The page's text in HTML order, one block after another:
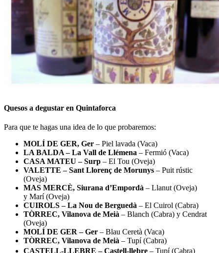
Quesos a degustar en Quintaforca
Para que te hagas una idea de lo que probaremos:
MOLÍ DE GER, Ger – Piel lavada (Vaca)
LA BALDA – La Vall de Llémena – Fermió (Vaca)
CASA MATEU – Surp – El Tou (Oveja)
VALETTE – Sant Llorenç de Morunys – Puit rústic
(Oveja)
MAS MERCÈ, Siurana d’Empordà – Llanut (Oveja)
y Marí (Oveja)
CUIROLS – La Nou de Berguedà – El Cuirol (Cabra)
TÒRREC, Vilanova de Meià – Blanch (Cabra) y Cendrat
(Oveja)
MOLÍ DE GER – Ger – Blau Ceretà (Vaca)
TÒRREC, Vilanova de Meià – Tupí (Cabra)
CASTELL-LLEBRE – Castell-llebre – Tupí (Cabra)